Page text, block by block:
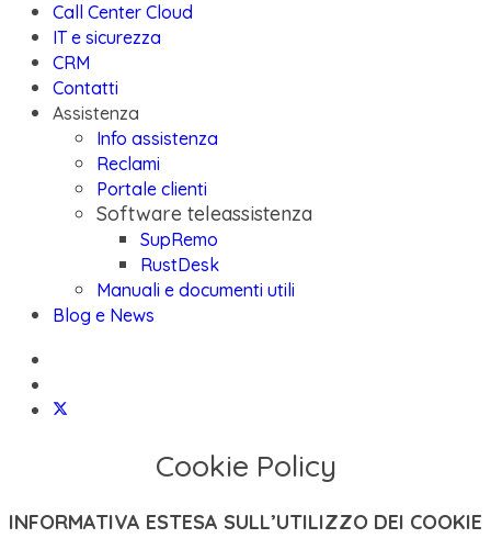
Call Center Cloud
IT e sicurezza
CRM
Contatti
Assistenza
Info assistenza
Reclami
Portale clienti
Software teleassistenza
SupRemo
RustDesk
Manuali e documenti utili
Blog e News
Cookie Policy
INFORMATIVA ESTESA SULL’UTILIZZO DEI COOKIE